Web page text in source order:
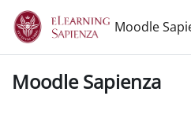
Vai al contenuto principale
Moodle
Moodle Sapienza